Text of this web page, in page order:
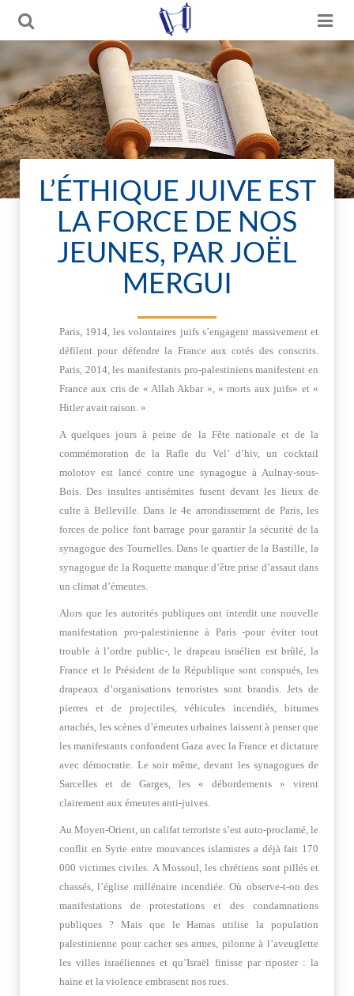
L’ÉTHIQUE JUIVE EST
LA FORCE DE NOS
JEUNES, PAR JOËL
MERGUI
Paris, 1914, les volontaires juifs s’engagent massivement et
défilent pour défendre la France aux cotés des conscrits.
Paris, 2014, les manifestants pro-palestiniens manifestent en
France aux cris de « Allah Akbar », « morts aux juifs» et «
Hitler avait raison. »
A quelques jours à peine de la Fête nationale et de la
commémoration de la Rafle du Vel’ d’hiv, un cocktail
molotov est lancé contre une synagogue à Aulnay-sous-
Bois. Des insultes antisémites fusent devant les lieux de
culte à Belleville. Dans le 4e arrondissement de Paris, les
forces de police font barrage pour garantir la sécurité de la
synagogue des Tournelles. Dans le quartier de la Bastille, la
synagogue de la Roquette manque d’être prise d’assaut dans
un climat d’émeutes.
Alors que les autorités publiques ont interdit une nouvelle
manifestation pro-palestinienne à Paris -pour éviter tout
trouble à l’ordre public-, le drapeau israélien est brûlé, la
France et le Président de la République sont conspués, les
drapeaux d’organisations terroristes sont brandis. Jets de
pierres et de projectiles, véhicules incendiés, bitumes
arrachés, les scènes d’émeutes urbaines laissent à penser que
les manifestants confondent Gaza avec la France et dictature
avec démocratie. Le soir même, devant les synagogues de
Sarcelles et de Garges, les « débordements » virent
clairement aux émeutes anti-juives.
Au Moyen-Orient, un califat terroriste s’est auto-proclamé, le
conflit en Syrie entre mouvances islamistes a déjà fait 170
000 victimes civiles. A Mossoul, les chrétiens sont pillés et
chassés, l’église millénaire incendiée. Où observe-t-on des
manifestations de protestations et des condamnations
publiques ? Mais que le Hamas utilise la population
palestinienne pour cacher ses armes, pilonne à l’aveuglette
les villes israéliennes et qu’Israël finisse par riposter : la
haine et la violence embrasent nos rues.